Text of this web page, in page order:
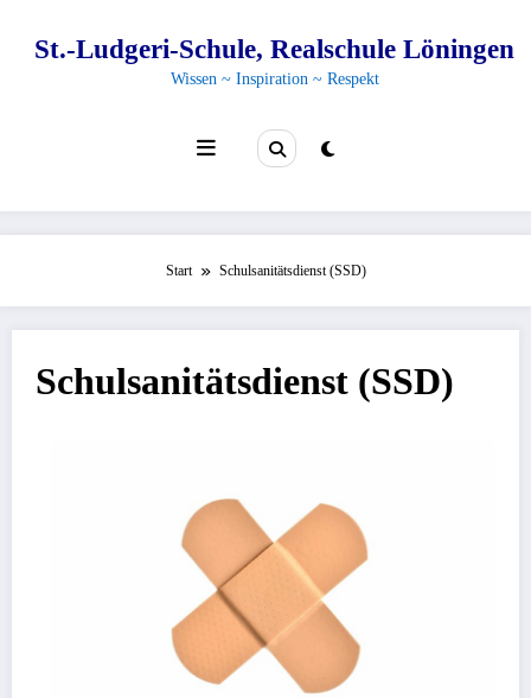
springenSt.-Ludgeri-Schule, Realschule Löningen
Wissen ~ Inspiration ~ Respekt
Start Schulsanitätsdienst (SSD)
Schulsanitätsdienst (SSD)